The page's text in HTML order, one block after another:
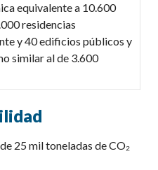
equivalente a 10.600
residencias
y 40 edificios públicos y
similar al de 3.600
25 mil toneladas de CO₂